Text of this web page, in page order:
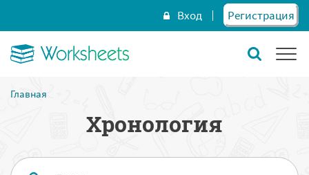
Вход Регистрация
Главная
Хронология